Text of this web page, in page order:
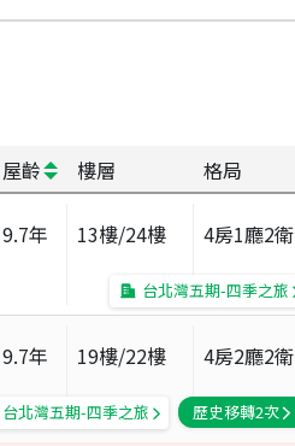
屋齡 樓層 格局
9.7年 13樓/24樓 4房1廳2衛
台北灣五期-四季之旅
9.7年 19樓/22樓 4房2廳2衛
台北灣五期-四季之旅 歷史移轉2次